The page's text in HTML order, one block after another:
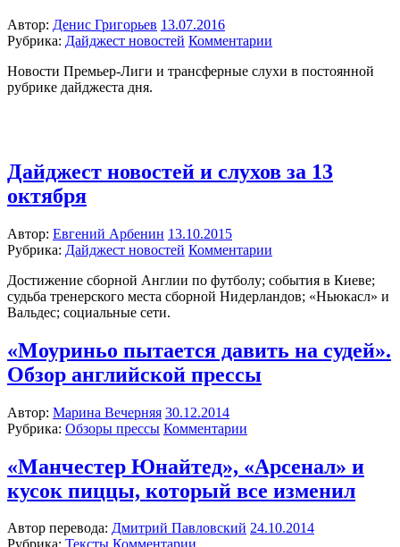
Автор: Денис Григорьев 13.07.2016
Рубрика: Дайджест новостей Комментарии
Новости Премьер-Лиги и трансферные слухи в постоянной
рубрике дайджеста дня.
Дайджест новостей и слухов за 13
октября
Автор: Евгений Арбенин 13.10.2015
Рубрика: Дайджест новостей Комментарии
Достижение сборной Англии по футболу; события в Киеве;
судьба тренерского места сборной Нидерландов; «Ньюкасл» и
Вальдес; социальные сети.
«Моуриньо пытается давить на судей».
Обзор английской прессы
Автор: Марина Вечерняя 30.12.2014
Рубрика: Обзоры прессы Комментарии
«Манчестер Юнайтед», «Арсенал» и
кусок пиццы, который все изменил
Автор перевода: Дмитрий Павловский 24.10.2014